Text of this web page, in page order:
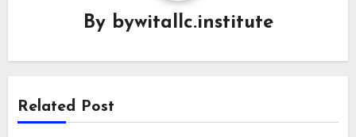
By bywitallc.institute
Related Post